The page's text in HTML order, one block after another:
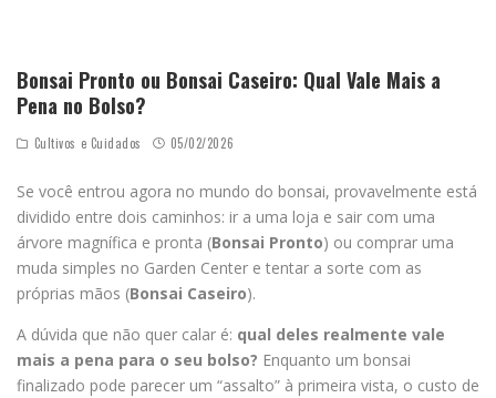
Bonsai Pronto ou Bonsai Caseiro: Qual Vale Mais a
Pena no Bolso?
Cultivos e Cuidados 05/02/2026
Se você entrou agora no mundo do bonsai, provavelmente está
dividido entre dois caminhos: ir a uma loja e sair com uma
árvore magnífica e pronta (Bonsai Pronto) ou comprar uma
muda simples no Garden Center e tentar a sorte com as
próprias mãos (Bonsai Caseiro).
A dúvida que não quer calar é: qual deles realmente vale
mais a pena para o seu bolso? Enquanto um bonsai
finalizado pode parecer um “assalto” à primeira vista, o custo de